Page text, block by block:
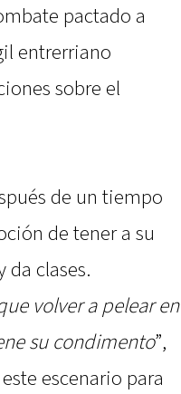
pactado a
entrerriano
sobre el
de un tiempo
de tener a su
da clases.
volver a pelear en
su condimento”,
escenario para